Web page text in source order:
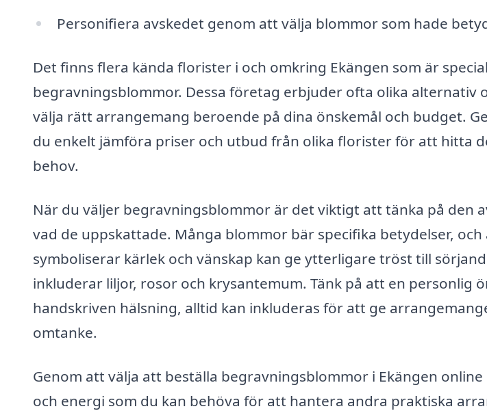
Personifiera avskedet genom att välja blommor som hade
Det finns flera kända florister i och omkring Ekängen som är
begravningsblommor. Dessa företag erbjuder ofta olika alternativ
välja rätt arrangemang beroende på dina önskemål och budget.
du enkelt jämföra priser och utbud från olika florister för att hitta
behov.
När du väljer begravningsblommor är det viktigt att tänka på den
vad de uppskattade. Många blommor bär specifika betydelser,
symboliserar kärlek och vänskap kan ge ytterligare tröst till
inkluderar liljor, rosor och krysantemum. Tänk på att en personlig
handskriven hälsning, alltid kan inkluderas för att ge
omtanke.
Genom att välja att beställa begravningsblommor i Ekängen online
och energi som du kan behöva för att hantera andra praktiska